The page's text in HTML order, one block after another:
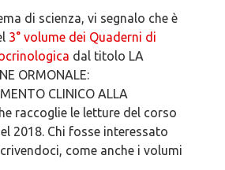
di scienza, vi segnalo che è
3° volume dei Quaderni di
dal titolo LA
ORMONALE:
CLINICO ALLA
raccoglie le letture del corso
2018. Chi fosse interessato
come anche i volumi